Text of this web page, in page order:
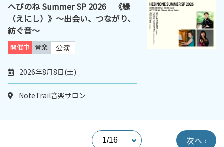
へびのね Summer SP 2026 《縁
（えにし）》〜出会い、つながり、
紡ぐ音〜
開催中 音楽 公演
2026年8月8日(土)
NoteTrail音楽サロン
次へ ›